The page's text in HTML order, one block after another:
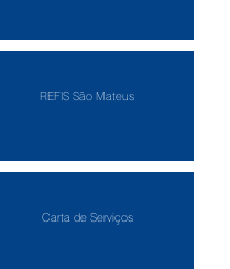
REFIS São Mateus
Carta de Serviços